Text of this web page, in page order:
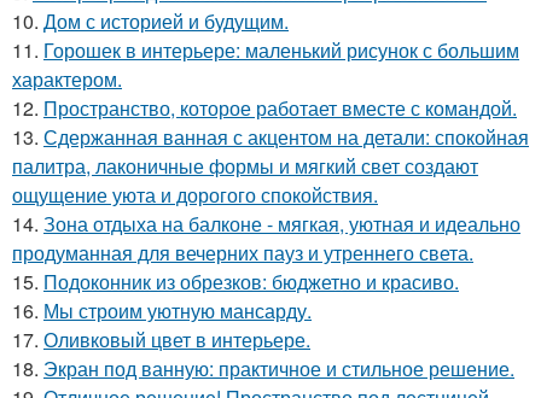
10. Дом с историей и будущим.
11. Горошек в интерьере: маленький рисунок с большим
характером.
12. Пространство, которое работает вместе с командой.
13. Сдержанная ванная с акцентом на детали: спокойная
палитра, лаконичные формы и мягкий свет создают
ощущение уюта и дорогого спокойствия.
14. Зона отдыха на балконе - мягкая, уютная и идеально
продуманная для вечерних пауз и утреннего света.
15. Подоконник из обрезков: бюджетно и красиво.
16. Мы строим уютную мансарду.
17. Оливковый цвет в интерьере.
18. Экран под ванную: практичное и стильное решение.